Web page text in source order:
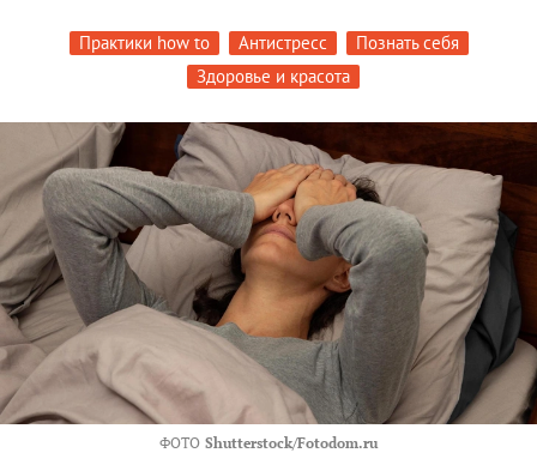
Практики how to Антистресс
Познать себя
Здоровье и красота
ФОТО Shutterstock/Fotodom.ru